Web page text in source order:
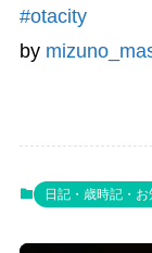
#otacity
by
日記・歳時記・